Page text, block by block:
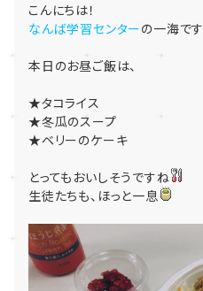
こんにちは！
なんば学習センターの一海です
本日のお昼ご飯は、
★タコライス
★冬瓜のスープ
★ベリーのケーキ
とってもおいしそうですね
生徒たちも、ほっと一息